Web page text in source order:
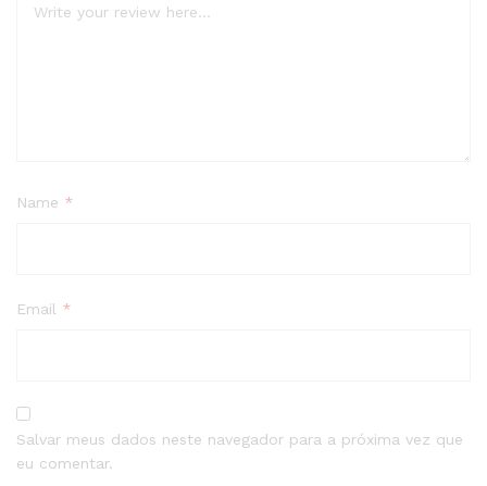
Name *
Email *
Salvar meus dados neste navegador para a próxima vez que
eu comentar.